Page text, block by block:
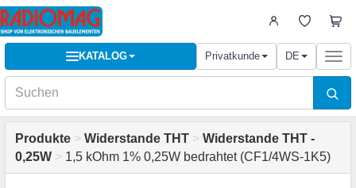
KATALOG Privatkunde DE
Produkte > Widerstande THT > Widerstande THT -
0,25W > 1,5 kOhm 1% 0,25W bedrahtet (CF1/4WS-1K5)